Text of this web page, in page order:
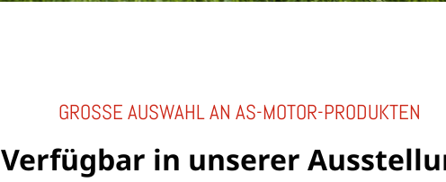
GROSSE AUSWAHL AN AS-MOTOR-PRODUKTEN
Verfügbar in unserer